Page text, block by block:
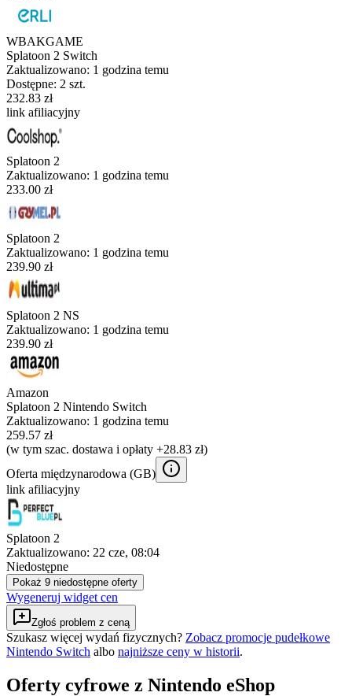
WBAKGAME
Splatoon 2 Switch
Zaktualizowano: 1 godzina temu
Dostępne: 2 szt.
232.83 zł
link afiliacyjny
Splatoon 2
Zaktualizowano: 1 godzina temu
233.00 zł
Splatoon 2
Zaktualizowano: 1 godzina temu
239.90 zł
Splatoon 2 NS
Zaktualizowano: 1 godzina temu
239.90 zł
Amazon
Splatoon 2 Nintendo Switch
Zaktualizowano: 1 godzina temu
259.57 zł
(w tym szac. dostawa i opłaty +28.83 zł)
Oferta międzynarodowa (GB)
link afiliacyjny
Splatoon 2
Zaktualizowano: 22 cze, 08:04
Niedostępne
Pokaż 9 niedostępne oferty
Wygeneruj widget cen
Zgłoś problem z ceną
Szukasz więcej wydań fizycznych? Zobacz promocje pudełkowe
Nintendo Switch albo najniższe ceny w historii.
Oferty cyfrowe z Nintendo eShop